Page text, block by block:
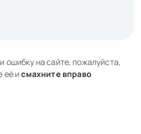
ошибку на сайте, пожалуйста,
её исмахните вправо